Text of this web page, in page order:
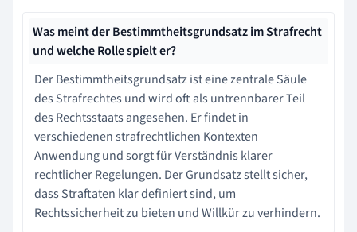
Was meint der Bestimmtheitsgrundsatz im Strafrecht
und welche Rolle spielt er?
Der Bestimmtheitsgrundsatz ist eine zentrale Säule
des Strafrechtes und wird oft als untrennbarer Teil
des Rechtsstaats angesehen. Er findet in
verschiedenen strafrechtlichen Kontexten
Anwendung und sorgt für Verständnis klarer
rechtlicher Regelungen. Der Grundsatz stellt sicher,
dass Straftaten klar definiert sind, um
Rechtssicherheit zu bieten und Willkür zu verhindern.